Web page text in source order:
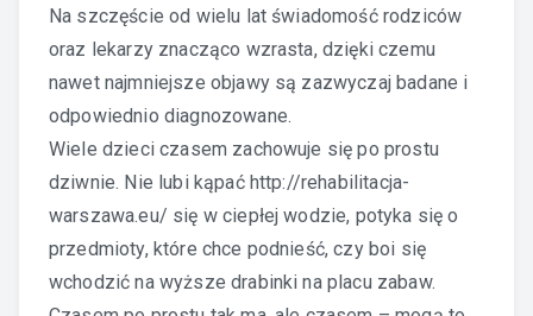
Na szczęście od wielu lat świadomość rodziców
oraz lekarzy znacząco wzrasta, dzięki czemu
nawet najmniejsze objawy są zazwyczaj badane i
odpowiednio diagnozowane.
Wiele dzieci czasem zachowuje się po prostu
dziwnie. Nie lubi kąpać http://rehabilitacja-
warszawa.eu/ się w ciepłej wodzie, potyka się o
przedmioty, które chce podnieść, czy boi się
wchodzić na wyższe drabinki na placu zabaw.